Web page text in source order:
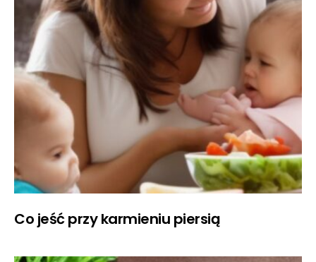
Co jeść przy karmieniu piersią